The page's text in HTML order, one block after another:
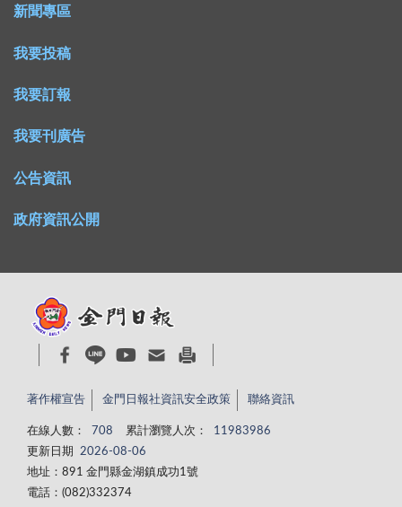
新聞專區
我要投稿
我要訂報
我要刊廣告
公告資訊
政府資訊公開
著作權宣告 金門日報社資訊安全政策 聯絡資訊
在線人數： 708 累計瀏覽人次：
11983986
更新日期
2026-08-06
地址：891 金門縣金湖鎮成功1號
電話：(082)332374